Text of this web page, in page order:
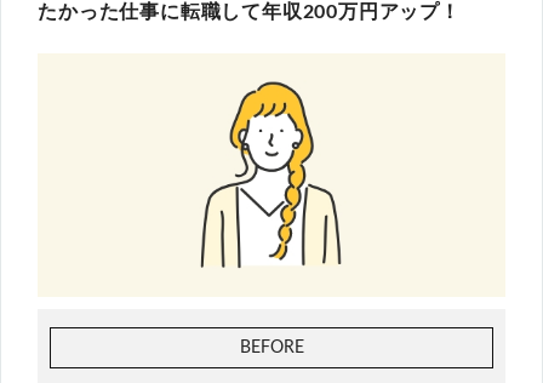
たかった仕事に転職して年収200万円アップ！
BEFORE